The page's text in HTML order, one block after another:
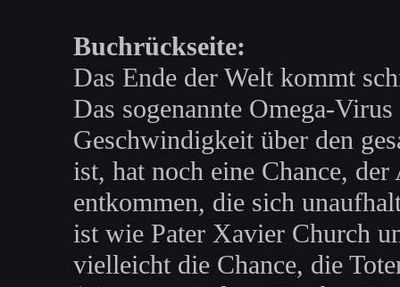
Buchrückseite:
Das Ende der Welt kommt
Das sogenannte Omega-
Geschwindigkeit über den
ist, hat noch eine Chance,
entkommen, die sich
ist wie Pater Xavier Church
vielleicht die Chance, die